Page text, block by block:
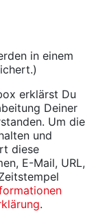
in einem
erklärst Du
Deiner
Um die
und
diese
E-Mail, URL,
.